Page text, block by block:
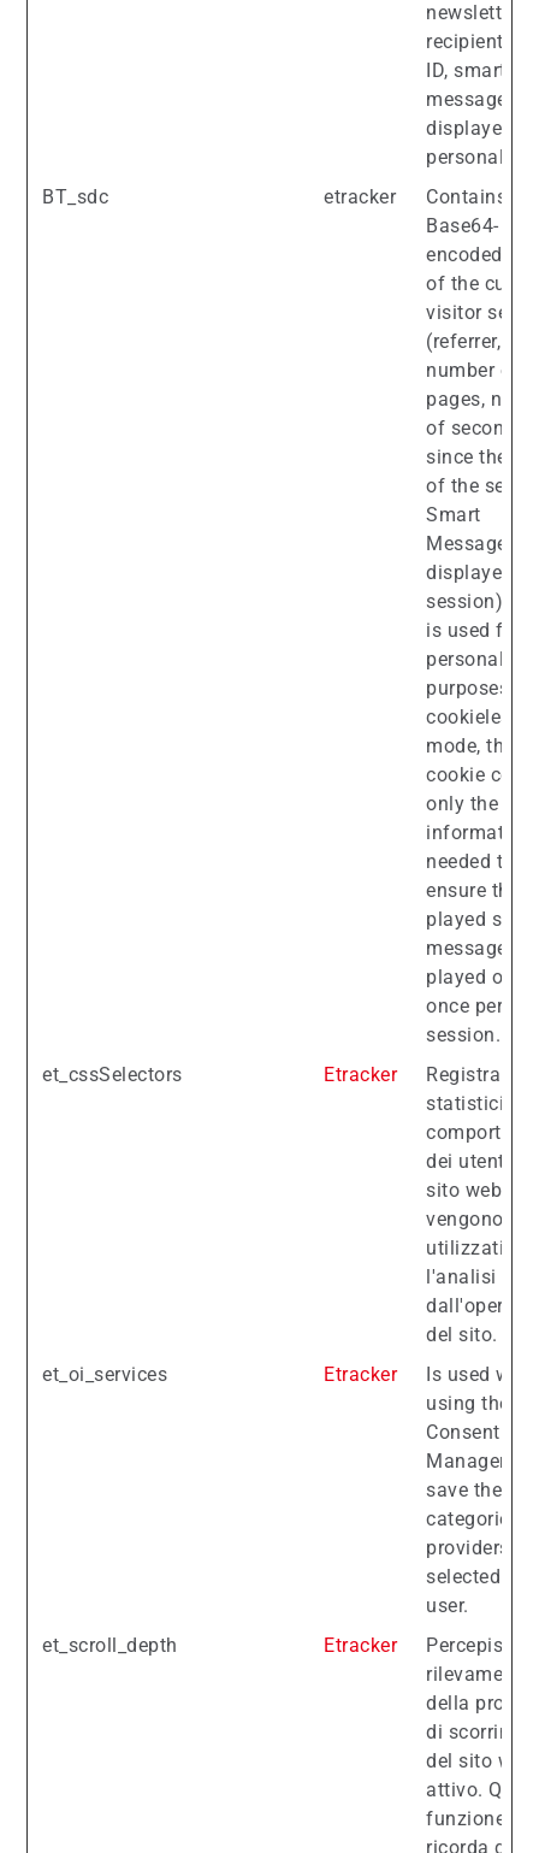
newsletter
recipient,
ID, smart
messages
displayed)
BT_sdc
etracker
Contains
Base64-
encoded
of the
visitor
(referrer,
number of
pages,
of seconds
since the
of the
Smart
Messages
displayed in
session),
is used for
purposes. In
cookieless
mode, this
cookie
only the
information
needed to
ensure that
played
message is
played only
once per
session.
et_cssSelectors
Etracker
Registra
statistici sul
dei utenti
sito web.
vengono
utilizzati per
l'analisi
del sito.
et_oi_services
Etracker
Is used
using the
Consent
Manager to
save the
categories
providers
selected by
user.
et_scroll_depth
Etracker
Percepisce
rilevamento
della
di
del sito web
attivo.
funzione
ricorda